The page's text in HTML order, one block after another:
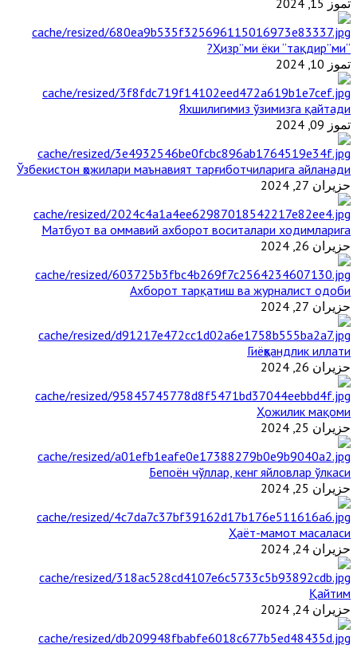
تموز 15, 2024
“Ҳизр”ми ёки “тақдир”ми?
تموز 10, 2024
Яхшилигимиз ўзимизга қайтади
تموز 09, 2024
Ўзбекистон ҳожилари маънавият тарғиботчиларига айланади
حزيران 27, 2024
Матбуот ва оммавий ахборот воситалари ходимларига
حزيران 26, 2024
Ахборот тарқатиш ва журналист одоби
حزيران 27, 2024
Гиёҳвандлик иллати
حزيران 26, 2024
Ҳожилик мақоми
حزيران 25, 2024
Бепоён чўллар, кенг яйловлар ўлкаси
حزيران 25, 2024
Ҳаёт-мамот масаласи
حزيران 24, 2024
Қайтим
حزيران 24, 2024